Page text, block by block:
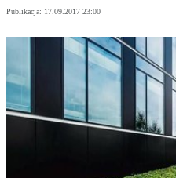
Publikacja: 17.09.2017 23:00